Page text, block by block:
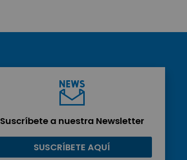
Suscríbete a nuestra Newsletter
SUSCRÍBETE AQUÍ